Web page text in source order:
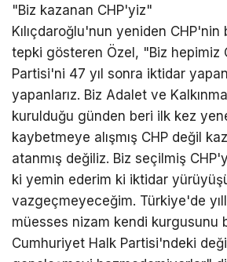
"Biz kazanan CHP'yiz"
Kılıçdaroğlu'nun yeniden CHP'nin
tepki gösteren Özel, "Biz hepimiz
Partisi'ni 47 yıl sonra iktidar
yapanlarız. Biz Adalet ve
kurulduğu günden beri ilk kez
kaybetmeye alışmış CHP değil
atanmış değiliz. Biz seçilmiş
ki yemin ederim ki iktidar
vazgeçmeyeceğim. Türkiye'de
müesses nizam kendi kurgusunu
Cumhuriyet Halk Partisi'ndeki